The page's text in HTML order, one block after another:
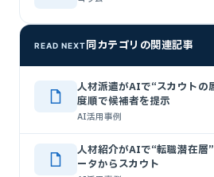
READ NEXT同カテゴリの関連記事
人材派遣がAIで“スカウトの
度順で候補者を提示
AI活用事例
人材紹介がAIで“転職潜在層
ータからスカウト